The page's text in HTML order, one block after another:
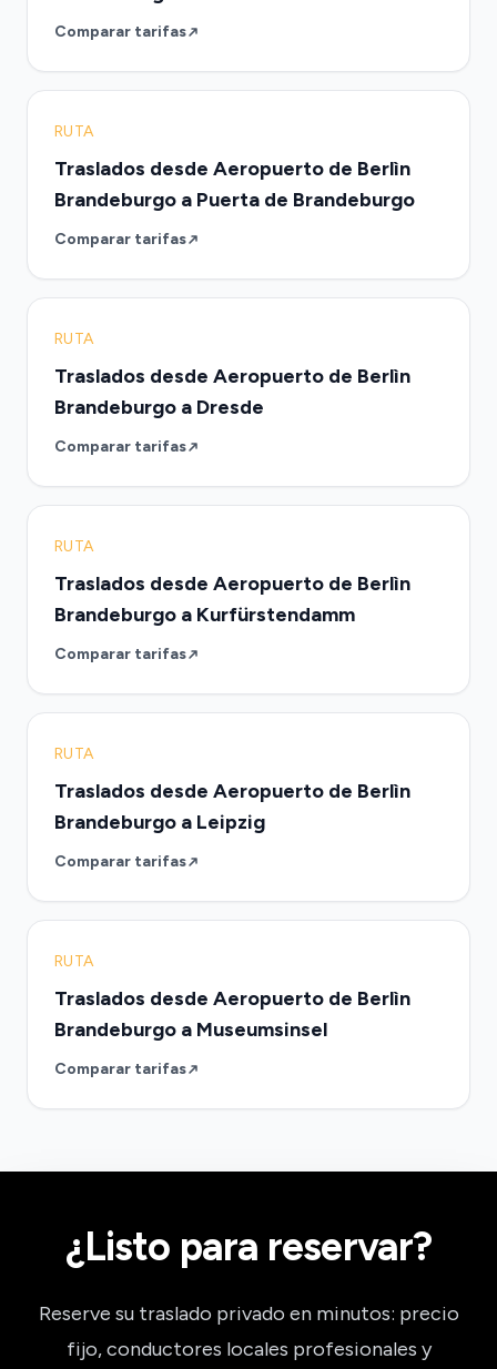
Comparar tarifas
RUTA
Traslados desde Aeropuerto de Berlìn
Brandeburgo a Puerta de Brandeburgo
Comparar tarifas
RUTA
Traslados desde Aeropuerto de Berlìn
Brandeburgo a Dresde
Comparar tarifas
RUTA
Traslados desde Aeropuerto de Berlìn
Brandeburgo a Kurfürstendamm
Comparar tarifas
RUTA
Traslados desde Aeropuerto de Berlìn
Brandeburgo a Leipzig
Comparar tarifas
RUTA
Traslados desde Aeropuerto de Berlìn
Brandeburgo a Museumsinsel
Comparar tarifas
¿Listo para reservar?
Reserve su traslado privado en minutos: precio
fijo, conductores locales profesionales y